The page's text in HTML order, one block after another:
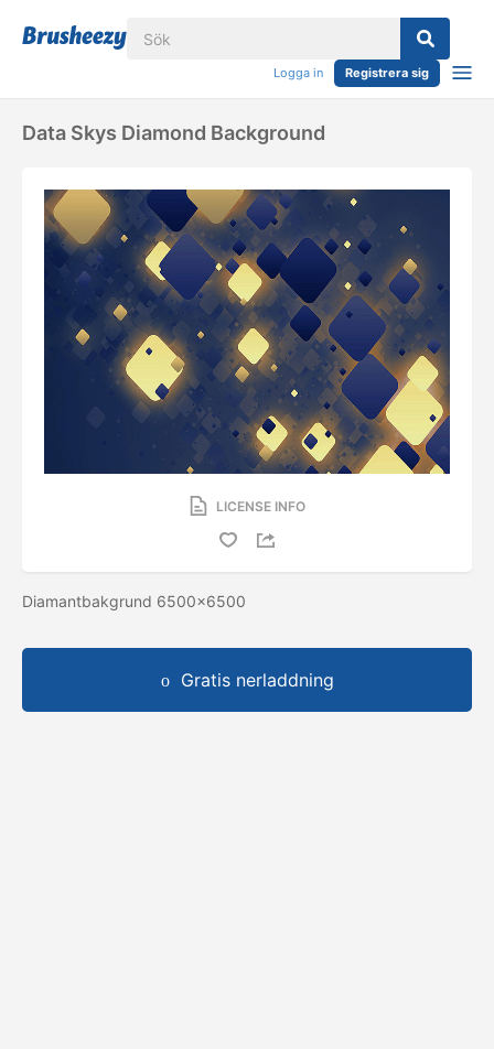
Logga in Registrera sig
Data Skys Diamond Background
LICENSE INFO
Diamantbakgrund 6500x6500
Gratis nerladdning